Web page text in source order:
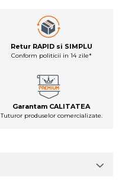
Retur RAPID si SIMPLU
Conform politicii in 14 zile*
Garantam CALITATEA
Tuturor produselor comercializate.